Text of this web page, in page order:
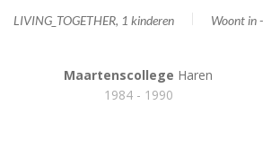
LIVING_TOGETHER, 1 kinderen Woont in -
Maartenscollege Haren
1984 - 1990